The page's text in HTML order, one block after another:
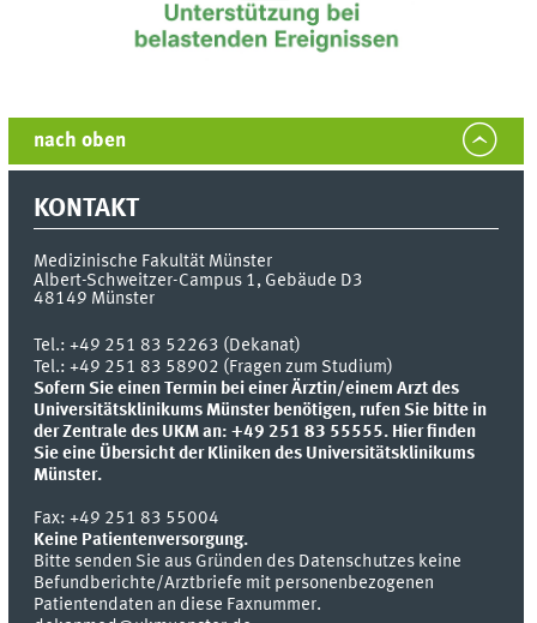
nach oben
KONTAKT
Medizinische Fakultät Münster
Albert-Schweitzer-Campus 1, Gebäude D3
48149 Münster
Tel.:+49 251 83 52263 (Dekanat)
Tel.: +49 251 83 58902 (Fragen zum Studium)
Sofern Sie einen Termin bei einer Ärztin/einem Arzt des
Universitätsklinikums Münster benötigen, rufen Sie bitte in
der Zentrale des UKM an: +49 251 83 55555. Hier finden
Sie eine Übersicht der Kliniken des Universitätsklinikums
Münster.
Fax:+49 251 83 55004
Keine Patientenversorgung.
Bitte senden Sie aus Gründen des Datenschutzes keine
Befundberichte/Arztbriefe mit personenbezogenen
Patientendaten an diese Faxnummer.